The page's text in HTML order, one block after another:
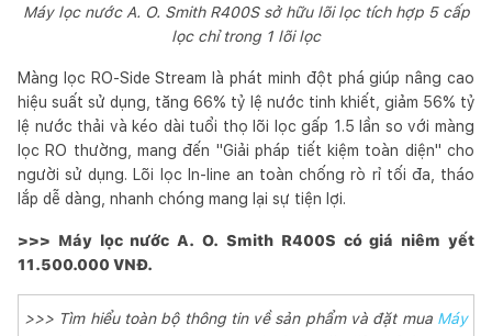
Máy lọc nước A. O. Smith R400S sở hữu lõi lọc tích hợp 5 cấp
lọc chỉ trong 1 lõi lọc
Màng lọc RO-Side Stream là phát minh đột phá giúp nâng cao
hiệu suất sử dụng, tăng 66% tỷ lệ nước tinh khiết, giảm 56% tỷ
lệ nước thải và kéo dài tuổi thọ lõi lọc gấp 1.5 lần so với màng
lọc RO thường, mang đến "Giải pháp tiết kiệm toàn diện" cho
người sử dụng. Lõi lọc In-line an toàn chống rò rỉ tối đa, tháo
lắp dễ dàng, nhanh chóng mang lại sự tiện lợi.
>>> Máy lọc nước A. O. Smith R400S có giá niêm yết
11.500.000 VNĐ.
>>> Tìm hiểu toàn bộ thông tin về sản phẩm và đặt mua Máy